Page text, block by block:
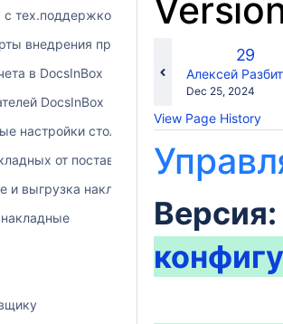
с тех.поддержкой
внедрения продуктов
в DocsInBox
DocsInBox
настройки столбцов
от поставщика в DocsInBox
и выгрузка накладных в учетную систему
Old
29
Алексей
Saved
Dec 25, 2024
View Page History
Версия: